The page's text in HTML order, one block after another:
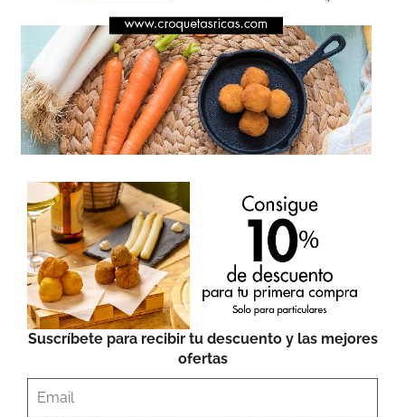
Suscríbete para recibir tu descuento y las mejores
ofertas